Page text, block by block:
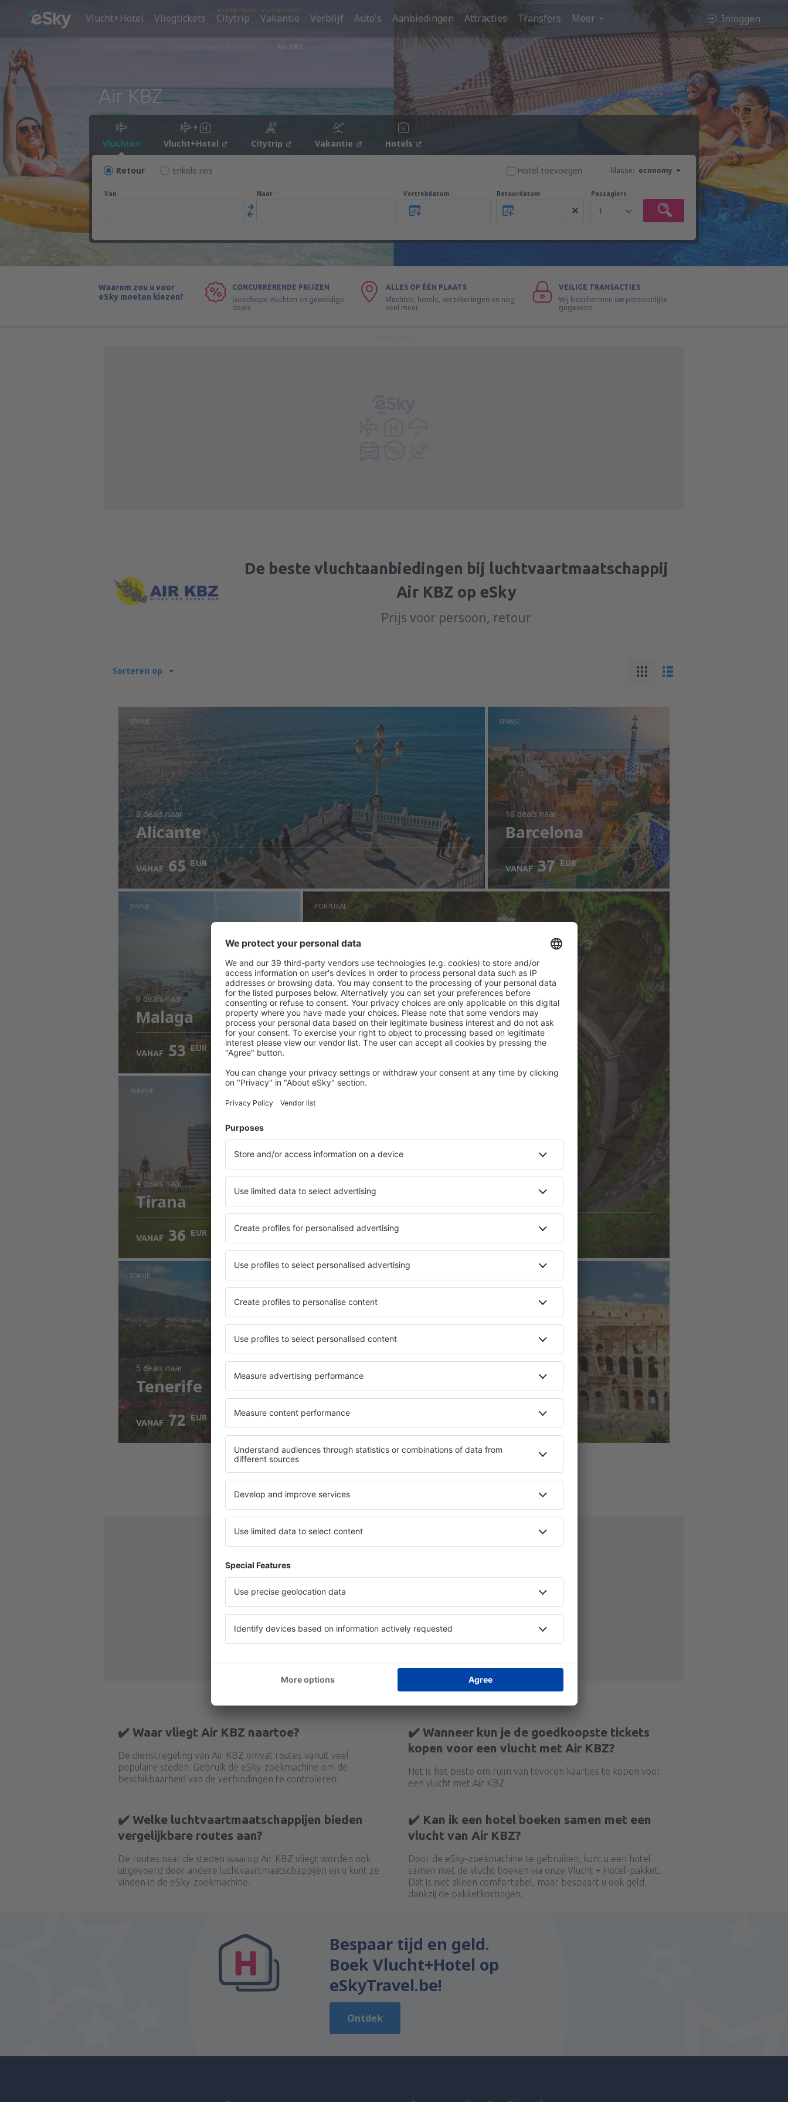
Vlucht+Hotel Vliegtickets
Vlucht+Hotel
Citytrip
Vlucht+Hotel
Vakantie Verblijf Auto's Aanbiedingen Attracties Transfers Meer Inloggen
Air KBZ
Air KBZ
Vluchten Vlucht+Hotel Citytrip Vakantie Hotels
Retour Enkele reis klasse: economy
Hotel toevoegen
Van Naar Vertrekdatum Retourdatum Passagiers
1
Waarom zou u voor
eSky moeten kiezen?
CONCURRERENDE PRIJZEN
Goedkope vluchten en geweldige
deals
ALLES OP ÉÉN PLAATS
Vluchten, hotels, verzekeringen en nog
veel meer
VEILIGE TRANSACTIES
Wij beschermen uw persoonlijke
gegevens
De beste vluchtaanbiedingen bij luchtvaartmaatschappij
Air KBZ op eSky
Prijs voor persoon, retour
Sorteren op
SPANJE
9 dealsnaar
Alicante
VANAF 65 EUR
SPANJE
10 deals naar
Barcelona
VANAF 37 EUR
SPANJE
9 dealsnaar
Malaga
VANAF 53 EUR
PORTUGAL
4 dealsnaar
Lissabon
56 EUR
ALBANIË
4 deals naar
Tirana
VANAF 36 EUR
SPANJE
5 deals naar
Tenerife
VANAF 72 EUR
Valencia Rome
60
ADVERTISEMENT
✔️ Waar vliegt Air KBZ naartoe?
De dienstregeling van Air KBZ omvat routes vanuit veel
populaire steden. Gebruik de eSky-zoekmachine om de
beschikbaarheid van de verbindingen te controleren.
✔️ Wanneer kun je de goedkoopste tickets
kopen voor een vlucht met Air KBZ?
Het is het beste om ruim van tevoren kaartjes te kopen voor
een vlucht met Air KBZ
✔️ Welke luchtvaartmaatschappijen bieden
vergelijkbare routes aan?
De routes naar de steden waarop Air KBZ vliegt worden ook
uitgevoerd door andere luchtvaartmaatschappijen en u kunt ze
vinden in de eSky-zoekmachine.
✔️ Kan ik een hotel boeken samen met een
vlucht van Air KBZ?
Door de eSky-zoekmachine te gebruiken, kunt u een hotel
samen met de vlucht boeken via onze Vlucht + Hotel-pakket.
Dat is niet alleen comfortabel, maar bespaart u ook geld
dankzij de pakketkortingen.
Bespaar tijd en geld.
Boek Vlucht+Hotel op
eSkyTravel.be!
Ontdek